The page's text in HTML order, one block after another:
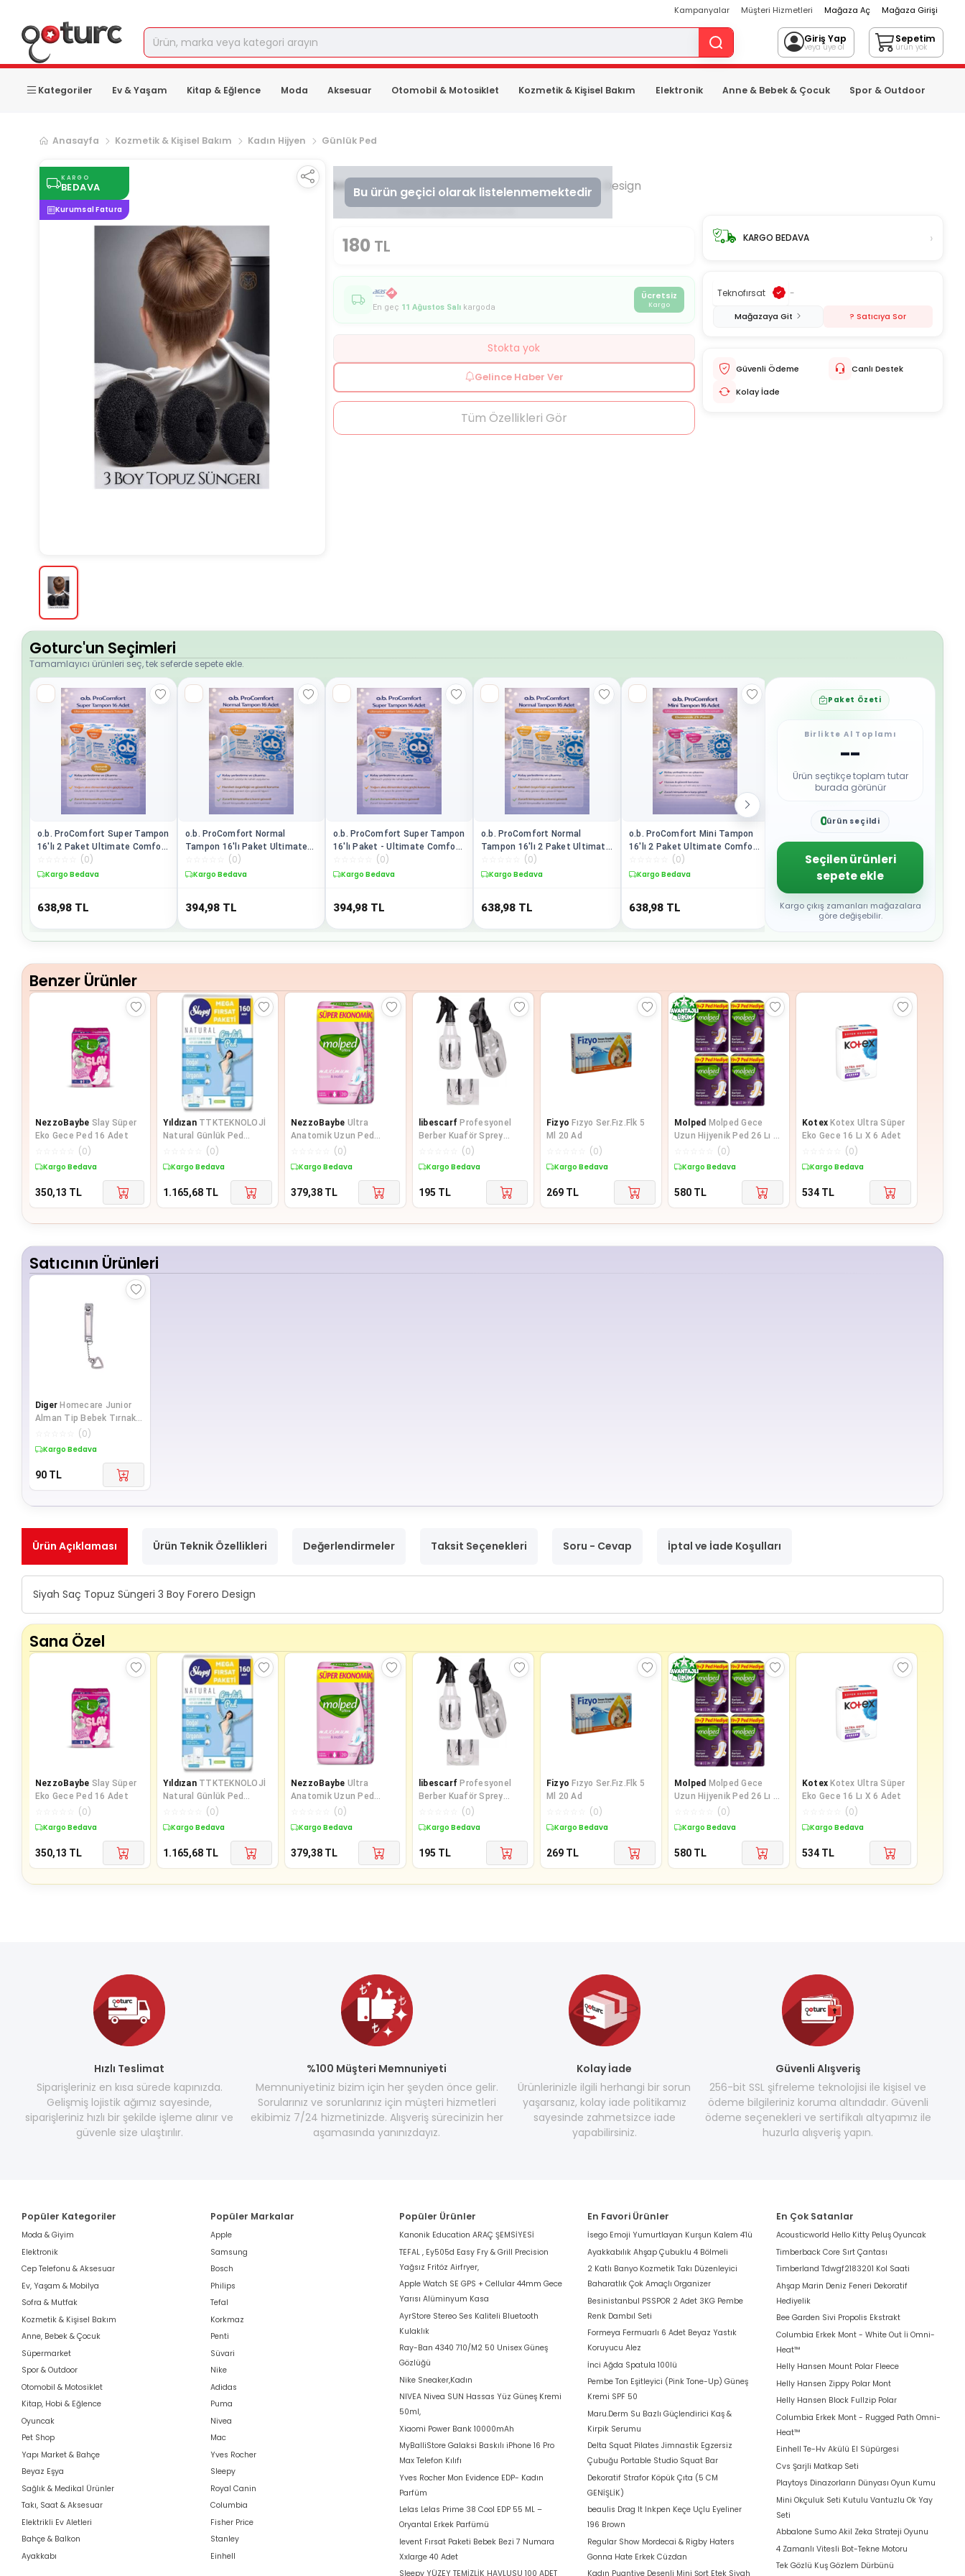
Kampanyalar Müşteri Hizmetleri Mağaza Aç Mağaza Girişi
Giriş Yap
veya üye ol
Sepetim
ürün yok
Kategoriler Ev & Yaşam Kitap & Eğlence Moda Aksesuar Otomobil & Motosiklet Kozmetik & Kişisel Bakım Elektronik Anne & Bebek & Çocuk Spor & Outdoor
Anasayfa Kozmetik & Kişisel Bakım Kadın Hijyen Günlük Ped
KARGO
BEDAVA
Kurumsal Fatura
Bu ürün geçici olarak listelenmemektedir
ModaCarSiyah Saç Topuz Süngeri 3 Boy Forero Design
Henüz değerlendirme yok
180 TL
En geç 11 Ağustos Salıkargoda
Ücretsiz
Kargo
Stokta yok
Gelince Haber Ver
Tüm Özellikleri Gör
KARGO BEDAVA ›
Teknofırsat -
Mağazaya Git ? Satıcıya Sor
Güvenli Ödeme
Canlı Destek
Kolay İade
Goturc'un Seçimleri
Tamamlayıcı ürünleri seç, tek seferde sepete ekle.
o.b. ProComfort Super Tampon
16'lı 2 Paket Ultimate Comfort
Silktouch Teknolojili - Yoğun
Akış İçin Mükemmel Konfor
(0)
Kargo Bedava
638,98 TL
o.b. ProComfort Normal
Tampon 16'lı Paket Ultimate
Comfort Silktouch Teknolojisi
(0)
Kargo Bedava
394,98 TL
o.b. ProComfort Super Tampon
16'lı Paket - Ultimate Comfort
Silktouch Teknolojili Yoğun
Akış İçin Güvenli Koruma
(0)
Kargo Bedava
394,98 TL
o.b. ProComfort Normal
Tampon 16'lı 2 Paket Ultimate
Comfort Silktouch Teknolojili -
Adet Döneminde Mükemmel
(0)
Kargo Bedava
638,98 TL
o.b. ProComfort Mini Tampon
16'lı 2 Paket Ultimate Comfort
Silktouch Teknolojili
(0)
Kargo Bedava
638,98 TL
16'lı 1 Paket - Ultimate
Comfort Silktouch Teknolojili
☆☆ (0
Kargo Bedava
394,98 TL
Paket Özeti
Birlikte Al Toplamı
--
Ürün seçtikçe toplam tutar
burada görünür
0
2
3
4
5
6
7
8
9
ürün seçildi
Seçilen ürünleri
sepete ekle
Kargo çıkış zamanları mağazalara
göre değişebilir.
Benzer Ürünler
NezzoBaybe Slay Süper
Eko Gece Ped 16 Adet
(0)
Kargo Bedava
350,13 TL
Yıldızan TTKTEKNOLOJİ
Natural Günlük Ped
Normal 2X80 Adet KRK
395519
(0)
Kargo Bedava
1.165,68 TL
NezzoBaybe Ultra
Anatomik Uzun Ped
Süper Eko 20 Adet
(0)
Kargo Bedava
379,38 TL
libescarf Profesyonel
Berber Kuaför Sprey
Tetikli Püskürtücü
Şeffaf Boş Fısfıs Şişe
Plastik 350 ML-BF103
(0)
Kargo Bedava
195 TL
Fizyo Fızyo Ser.Fız.Flk 5
Ml 20 Ad
(0)
Kargo Bedava
269 TL
Molped Molped Gece
Uzun Hijyenik Ped 26 Lı x
(0)
Kargo Bedava
580 TL
Kotex Kotex Ultra Süper
Eko Gece 16 Lı X 6 Adet
(0)
Kargo Bedava
534 TL
Satıcının Ürünleri
Diger Homecare Junior
Alman Tip Bebek Tırnak
(0)
Kargo Bedava
90 TL
Ürün Açıklaması Ürün Teknik Özellikleri Değerlendirmeler Taksit Seçenekleri Soru - Cevap İptal ve İade Koşulları
Siyah Saç Topuz Süngeri 3 Boy Forero Design
Sana Özel
NezzoBaybe Slay Süper
Eko Gece Ped 16 Adet
(0)
Kargo Bedava
350,13 TL
Yıldızan TTKTEKNOLOJİ
Natural Günlük Ped
Normal 2X80 Adet KRK
395519
(0)
Kargo Bedava
1.165,68 TL
NezzoBaybe Ultra
Anatomik Uzun Ped
Süper Eko 20 Adet
(0)
Kargo Bedava
379,38 TL
libescarf Profesyonel
Berber Kuaför Sprey
Tetikli Püskürtücü
Şeffaf Boş Fısfıs Şişe
Plastik 350 ML-BF103
(0)
Kargo Bedava
195 TL
Fizyo Fızyo Ser.Fız.Flk 5
Ml 20 Ad
(0)
Kargo Bedava
269 TL
Molped Molped Gece
Uzun Hijyenik Ped 26 Lı x
(0)
Kargo Bedava
580 TL
Kotex Kotex Ultra Süper
Eko Gece 16 Lı X 6 Adet
(0)
Kargo Bedava
534 TL
Hızlı Teslimat
Siparişleriniz en kısa sürede kapınızda.
Gelişmiş lojistik ağımız sayesinde,
siparişleriniz hızlı bir şekilde işleme alınır ve
güvenle size ulaştırılır.
%100 Müşteri Memnuniyeti
Memnuniyetiniz bizim için her şeyden önce gelir.
Sorularınız ve sorunlarınız için müşteri hizmetleri
ekibimiz 7/24 hizmetinizde. Alışveriş sürecinizin her
aşamasında yanınızdayız.
Kolay İade
Ürünlerinizle ilgili herhangi bir sorun
yaşarsanız, kolay iade politikamız
sayesinde zahmetsizce iade
yapabilirsiniz.
Güvenli Alışveriş
256-bit SSL şifreleme teknolojisi ile kişisel ve
ödeme bilgileriniz koruma altındadır. Güvenli
ödeme seçenekleri ve sertifikalı altyapımız ile
huzurla alışveriş yapın.
Popüler Kategoriler
Moda & Giyim
Elektronik
Cep Telefonu & Aksesuar
Ev, Yaşam & Mobilya
Sofra & Mutfak
Kozmetik & Kişisel Bakım
Anne, Bebek & Çocuk
Süpermarket
Spor & Outdoor
Otomobil & Motosiklet
Kitap, Hobi & Eğlence
Oyuncak
Pet Shop
Yapı Market & Bahçe
Beyaz Eşya
Sağlık & Medikal Ürünler
Takı, Saat & Aksesuar
Elektrikli Ev Aletleri
Bahçe & Balkon
Ayakkabı
Popüler Markalar
Apple
Samsung
Bosch
Philips
Tefal
Korkmaz
Penti
Süvari
Nike
Adidas
Puma
Nivea
Mac
Yves Rocher
Sleepy
Royal Canin
Columbia
Fisher Price
Stanley
Einhell
Popüler Ürünler
Kanonik Education ARAÇ ŞEMSİYESİ
TEFAL , Ey505d Easy Fry & Grill Precision
Yağsız Fritöz Airfryer,
Apple Watch SE GPS + Cellular 44mm Gece
Yarısı Alüminyum Kasa
AyrStore Stereo Ses Kaliteli Bluetooth
Kulaklık
Ray-Ban 4340 710/M2 50 Unisex Güneş
Gözlüğü
Nike Sneaker,Kadın
NIVEA Nivea SUN Hassas Yüz Güneş Kremi
50ml,
Xiaomi Power Bank 10000mAh
MyBalliStore Galaksi Baskılı iPhone 16 Pro
Max Telefon Kılıfı
Yves Rocher Mon Evidence EDP- Kadın
Parfüm
Lelas Lelas Prime 38 Cool EDP 55 ML –
Oryantal Erkek Parfümü
levent Fırsat Paketi Bebek Bezi 7 Numara
Xxlarge 40 Adet
Sleepy YÜZEY TEMİZLİK HAVLUSU 100 ADET
En Favori Ürünler
İsego Emoji Yumurtlayan Kurşun Kalem 4'lü
Ayakkabılık Ahşap Çubuklu 4 Bölmeli
2 Katlı Banyo Kozmetik Takı Düzenleyici
Baharatlık Çok Amaçlı Organizer
Besinistanbul PSSPOR 2 Adet 3KG Pembe
Renk Dambıl Seti
Formeya Fermuarlı 6 Adet Beyaz Yastık
Koruyucu Alez
İnci Ağda Spatula 100lü
Pembe Ton Eşitleyici (Pink Tone-Up) Güneş
Kremi SPF 50
Maru.Derm Su Bazlı Güçlendirici Kaş &
Kirpik Serumu
Delta Squat Pilates Jimnastik Egzersiz
Çubuğu Portable Studio Squat Bar
Dekoratif Strafor Köpük Çıta (5 CM
GENİŞLİK)
beaulis Drag It Inkpen Keçe Uçlu Eyeliner
196 Brown
Regular Show Mordecai & Rigby Haters
Gonna Hate Erkek Cüzdan
Kadın Puantiye Desenli Mini Şort Etek Siyah
En Çok Satanlar
Acousticworld Hello Kitty Peluş Oyuncak
Timberback Core Sırt Çantası
Timberland Tdwgf2183201 Kol Saati
Ahşap Marin Deniz Feneri Dekoratif
Hediyelik
Bee Garden Sivi Propolis Ekstrakt
Columbia Erkek Mont - White Out İi Omni-
Heat™
Helly Hansen Mount Polar Fleece
Helly Hansen Zippy Polar Mont
Helly Hansen Block Fullzip Polar
Columbia Erkek Mont - Rugged Path Omni-
Heat™
Einhell Te-Hv Akülü El Süpürgesi
Cvs Şarjli Matkap Seti
Playtoys Dinazorların Dünyası Oyun Kumu
Mini Okçuluk Seti Kutulu Vantuzlu Ok Yay
Seti
Abbalone Sumo Akil Zeka Strateji Oyunu
4 Zamanlı Vitesli Bot-Tekne Motoru
Tek Gözlü Kuş Gözlem Dürbünü